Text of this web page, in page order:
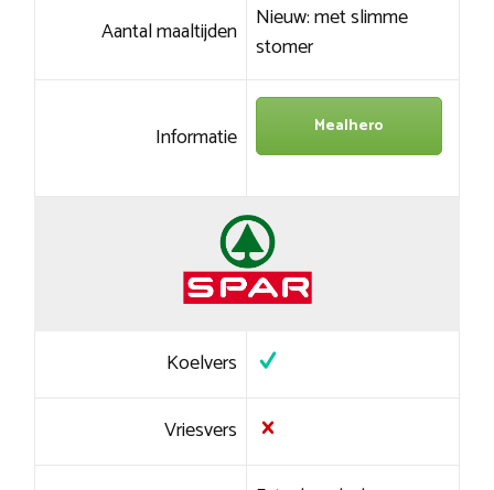
Aantal maaltijden Nieuw: met slimme
stomer
Informatie Mealhero
Koelvers
Vriesvers